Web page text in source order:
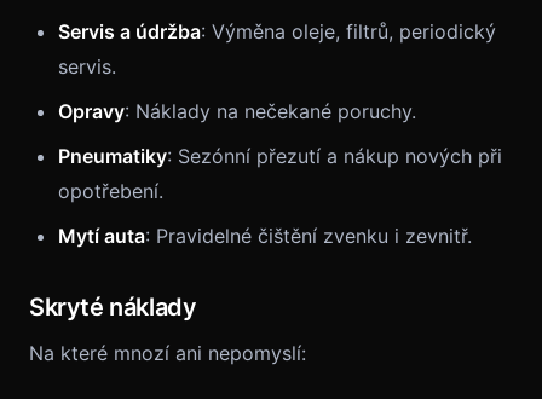
Servis a údržba: Výměna oleje, filtrů, periodický
servis.
Opravy: Náklady na nečekané poruchy.
Pneumatiky: Sezónní přezutí a nákup nových při
opotřebení.
Mytí auta: Pravidelné čištění zvenku i zevnitř.
Skryté náklady
Na které mnozí ani nepomyslí: